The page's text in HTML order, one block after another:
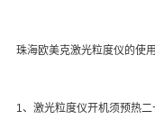
珠海欧美克激光粒度仪的使
1、激光粒度仪开机须预热二